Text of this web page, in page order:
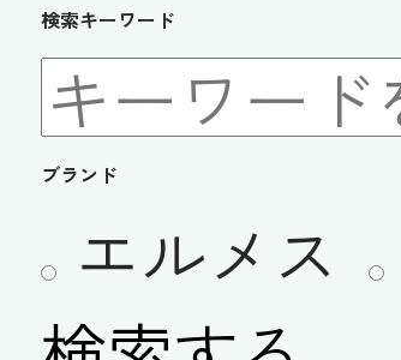
検索キーワード
ブランド
エルメス